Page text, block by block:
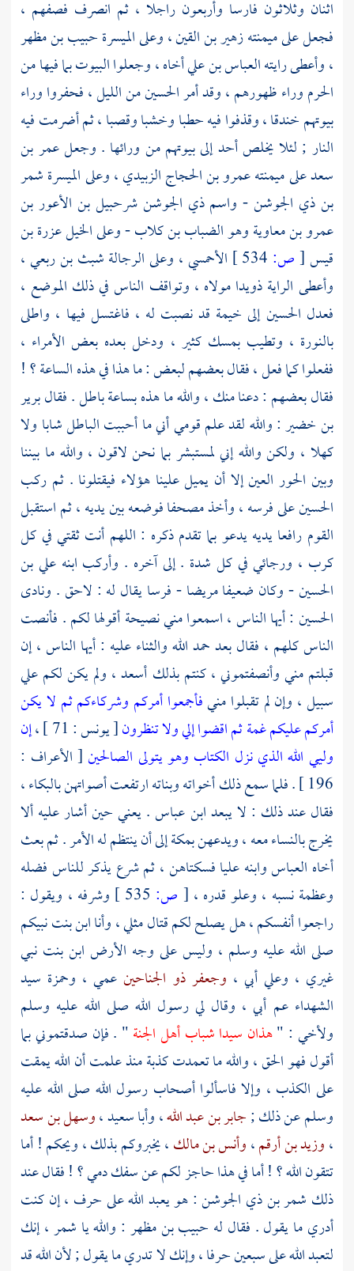
اثنان وثلاثون فارسا وأربعون راجلا ، ثم انصرف فصفهم ،
فجعل على ميمنتهزهير بن القين، وعلى الميسرةحبيب بن مظهر
، وأعطى رايتهالعباسبن علي أخاه ، وجعلوا البيوت بما فيها من
الحرم وراء ظهورهم ، وقد أمرالحسينمن الليل ، فحفروا وراء
بيوتهم خندقا ، وقذفوا فيه حطبا وخشبا وقصبا ، ثم أضرمت فيه
النار ; لئلا يخلص أحد إلى بيوتهم من ورائها . وجعلعمر بن
سعدعلى ميمنتهعمرو بن الحجاج الزبيدي، وعلى الميسرةشمر
بن ذي الجوشن- واسمذي الجوشن شرحبيل بن الأعور بن
عمرو بن معاوية وهو الضباب بن كلاب- وعلى الخيلعزرة بن
قيس[ص: الأحمسي، وعلى الرجالةشبث بن ربعي،
وأعطى الراية ذويدا مولاه ، وتواقف الناس في ذلك الموضع ،
فعدل الحسينإلى خيمة قد نصبت له ، فاغتسل فيها ، واطلى
بالنورة ، وتطيب بمسك كثير ، ودخل بعده بعض الأمراء ،
ففعلوا كما فعل ، فقال بعضهم لبعض : ما هذا في هذه الساعة ؟ !
فقال بعضهم : دعنا منك ، والله ما هذه بساعة باطل . فقالبرير
بن خضير: والله لقد علم قومي أني ما أحببت الباطل شابا ولا
كهلا ، ولكن والله إني لمستبشر بما نحن لاقون ، والله ما بيننا
وبين الحور العين إلا أن يميل علينا هؤلاء فيقتلونا . ثم ركب
الحسينعلى فرسه ، وأخذ مصحفا فوضعه بين يديه ، ثم استقبل
القوم رافعا يديه يدعو بما تقدم ذكره : اللهم أنت ثقتي في كل
كرب ، ورجائي في كل شدة . إلى آخره . وأركب ابنه علي بن
الحسين- وكان ضعيفا مريضا - فرسا يقال له : لاحق . ونادى
الحسين : أيها الناس ، اسمعوا مني نصيحة أقولها لكم . فأنصت
الناس كلهم ، فقال بعد حمد الله والثناء عليه : أيها الناس ، إن
قبلتم مني وأنصفتموني ، كنتم بذلك أسعد ، ولم يكن لكم علي
سبيل ، وإن لم تقبلوا منيفأجمعوا أمركم وشركاءكم ثم لا يكن
أمركم عليكم غمة ثم اقضوا إلي ولا تنظرون[ يونس : 71 ] ،
إن
وليي الله الذي نزل الكتاب وهو يتولى الصالحين[ الأعراف :
196 ] . فلما سمع ذلك أخواته وبناته ارتفعت أصواتهن بالبكاء ،
فقال عند ذلك : لا يبعدابن عباس. يعني حين أشار عليه ألا
يخرج بالنساء معه ، ويدعهنبمكةإلى أن ينتظم له الأمر . ثم بعث
أخاه العباسوابنهعليافسكتاهن ، ثم شرع يذكر للناس فضله
وعظمة نسبه ، وعلو قدره ، [ ص:
وشرفه ، ويقول :
راجعوا أنفسكم ، هل يصلح لكم قتال مثلي ، وأنا ابن بنت نبيكم
صلى الله عليه وسلم ، وليس على وجه الأرض ابن بنت نبي
غيري ، وعليأبي ، وجعفر ذو الجناحين عمي ، وحمزة سيد
الشهداء عم أبي ، وقال لي رسول الله صلى الله عليه وسلم
ولأخي : "هذان سيدا شباب أهل الجنة" . فإن صدقتموني بما
أقول فهو الحق ، والله ما تعمدت كذبة منذ علمت أن الله يمقت
على الكذب ، وإلا فاسألوا أصحاب رسول الله صلى الله عليه
وسلم عن ذلك ;جابر بن عبد الله،وأبا سعيد،وسهل بن سعد
،وزيد بن أرقم،وأنس بن مالك، يخبروكم بذلك ، ويحكم ! أما
تتقون الله ؟ ! أما في هذا حاجز لكم عن سفك دمي ؟ ! فقال عند
ذلك شمر بن ذي الجوشن: هو يعبد الله على حرف ، إن كنت
أدري ما يقول . فقال له حبيب بن مظهر : والله يا شمر، إنك
لتعبد الله على سبعين حرفا ، وإنك لا تدري ما يقول ; لأن الله قد